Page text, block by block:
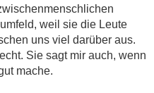
weil sie die Leute
uns viel darüber aus.
Sie sagt mir auch, wenn
mache.